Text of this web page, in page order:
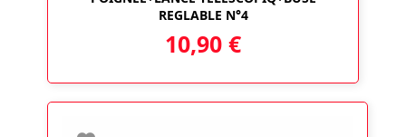
REGLABLE N°4
10,90 €